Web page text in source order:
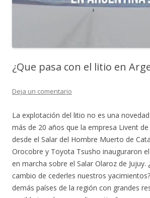
¿Que pasa con el litio en
Deja un comentario
La explotación del litio no es una
más de 20 años que la empresa Livent de
desde el Salar del Hombre Muerto de
Orocobre y Toyota Tsusho inauguraron
en marcha sobre el Salar Olaroz de Jujuy.
cambio de cederles nuestros
demás países de la región con grandes